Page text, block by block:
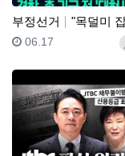
부정선거 "목덜미 잡고 팔목 비틀었다!"…"
등록일
06.17